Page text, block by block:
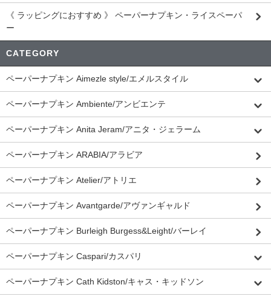
《 ラッピングにおすすめ 》 ペーパーナプキン・ライスペーパ
ー
CATEGORY
ペーパーナプキン Aimezle style/エメルスタイル
ペーパーナプキン Ambiente/アンビエンテ
ペーパーナプキン Anita Jeram/アニタ・ジェラーム
ペーパーナプキン ARABIA/アラビア
ペーパーナプキン Atelier/アトリエ
ペーパーナプキン Avantgarde/アヴァンギャルド
ペーパーナプキン Burleigh Burgess&Leight/バーレイ
ペーパーナプキン Caspari/カスパリ
ペーパーナプキン Cath Kidston/キャス・キッドソン